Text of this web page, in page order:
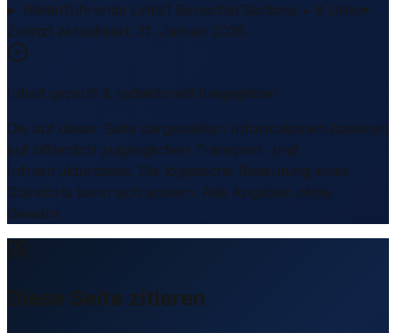
Weiterführende Links1 Bereiche/Sections • 8 Links▾
Zuletzt aktualisiert: 31. Januar 2026
Inhalt geprüft & redaktionell freigegeben
Die auf dieser Seite dargestellten Informationen basieren
auf öffentlich zugänglichen Transport- und
Infrastrukturdaten. Die logistische Bedeutung eines
Standorts kann sich ändern. Alle Angaben ohne
Gewähr.
Diese Seite zitieren